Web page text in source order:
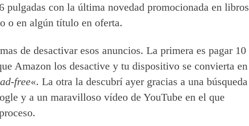
pulgadas con la última novedad promocionada en libros
o en algún título en oferta.
de desactivar esos anuncios. La primera es pagar 10
Amazon los desactive y tu dispositivo se convierta en
ad-free«. La otra la descubrí ayer gracias a una búsqueda
y a un maravilloso vídeo de YouTube en el que